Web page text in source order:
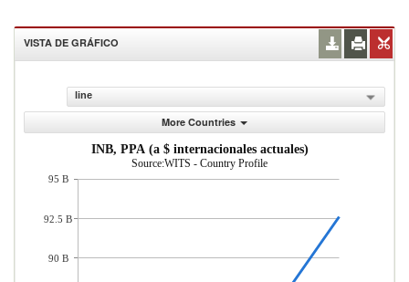
VISTA DE GRÁFICO
line
More Countries
INB, PPA (a $ internacionales actuales)
Source:WITS - Country Profile
95 B
92.5 B
90 B